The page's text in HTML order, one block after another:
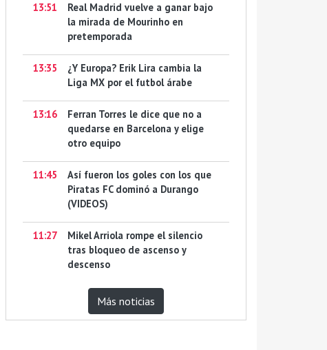
13:51
Real Madrid vuelve a ganar bajo
la mirada de Mourinho en
pretemporada
13:35
¿Y Europa? Erik Lira cambia la
Liga MX por el futbol árabe
13:16
Ferran Torres le dice que no a
quedarse en Barcelona y elige
otro equipo
11:45
Así fueron los goles con los que
Piratas FC dominó a Durango
(VIDEOS)
11:27
Mikel Arriola rompe el silencio
tras bloqueo de ascenso y
descenso
Más noticias